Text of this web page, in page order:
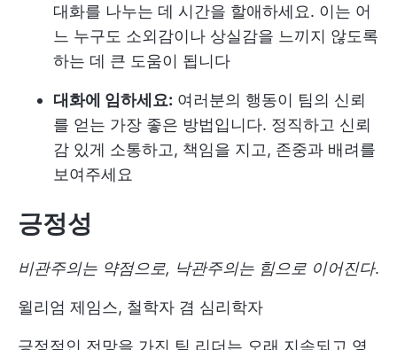
대화를 나누는 데 시간을 할애하세요. 이는 어
느 누구도 소외감이나 상실감을 느끼지 않도록
하는 데 큰 도움이 됩니다
대화에 임하세요: 여러분의 행동이 팀의 신뢰
를 얻는 가장 좋은 방법입니다. 정직하고 신뢰
감 있게 소통하고, 책임을 지고, 존중과 배려를
보여주세요
긍정성
비관주의는 약점으로, 낙관주의는 힘으로 이어진다.
윌리엄 제임스, 철학자 겸 심리학자
긍정적인 전망을 가진 팀 리더는 오래 지속되고 영